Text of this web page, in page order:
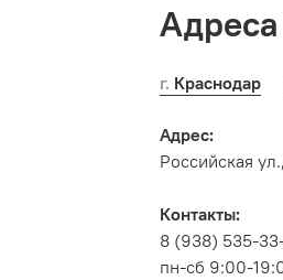
г. Краснодар
Адрес:
Российская
Контакты:
8 (938) 535-
пн-сб 9:00-